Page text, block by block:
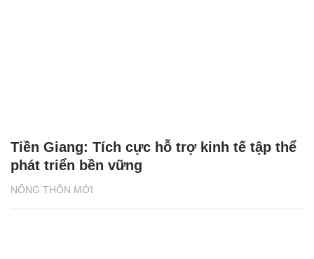
NÔNG THÔN MỚI
Tiền Giang: Tích cực hỗ trợ kinh tế tập thể
phát triển bền vững